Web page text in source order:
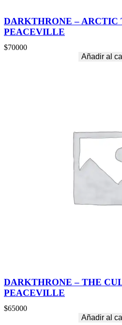
DARKTHRONE – ARCTIC
PEACEVILLE
$70000
Añadir al
DARKTHRONE – THE
PEACEVILLE
$65000
Añadir al